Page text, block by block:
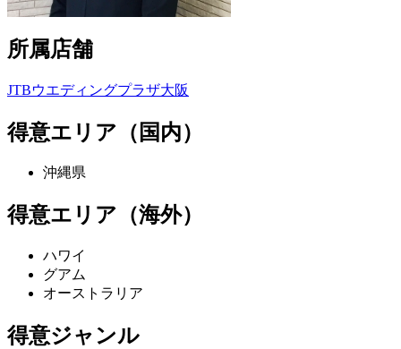
所属店舗
JTBウエディングプラザ大阪
得意エリア（国内）
沖縄県
得意エリア（海外）
ハワイ
グアム
オーストラリア
得意ジャンル